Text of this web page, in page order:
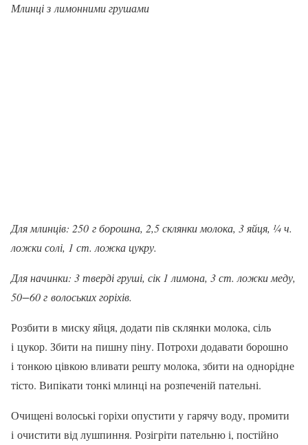
Млинці з лимонними грушами
Для млинців: 250 г борошна, 2,5 склянки молока, 3 яйця, ¼ ч.
ложки солі, 1 ст. лож­ка цукру.
Для начинки: 3 тверді груші, сік 1 лимона, 3 ст. ложки меду,
50−60 г волоських горіхів.
Розбити в миску яйця, додати пів склянки мо­лока, сіль
і цукор. Збити на пишну піну. Потрохи додавати борошно
і тонкою цівкою вливати решту молока, збити на однорідне
тісто. Випікати тонкі млинці на розпеченій пательні.
Очищені волоські горіхи опустити у гарячу воду, промити
і очистити від лушпиння. Розігріти пательню і, постійно